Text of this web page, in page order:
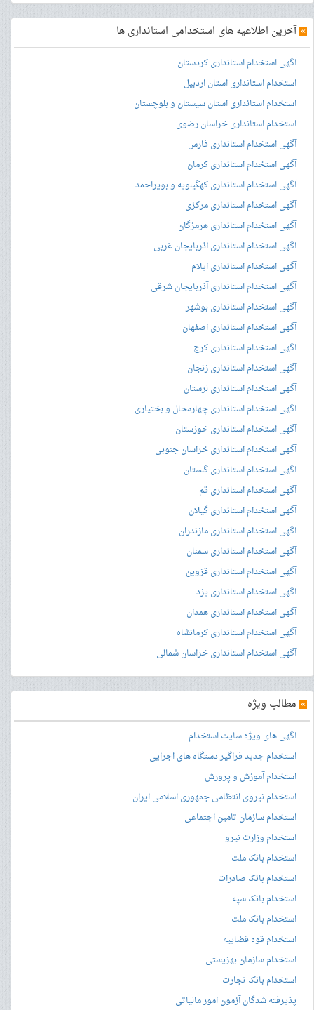
»آخرین اطلاعیه های استخدامی استانداری ها
آگهی استخدام استانداری کردستان
استخدام استانداری استان اردبیل
استخدام استانداری استان سیستان و بلوچستان
استخدام استانداری خراسان رضوی
آگهی استخدام استانداری فارس
آگهی استخدام استانداری کرمان
آگهی استخدام استانداری کهگیلویه و بویراحمد
آگهی استخدام استانداری مرکزی
آگهی استخدام استانداری هرمزگان
آگهی استخدام استانداری آذربایجان غربی
آگهی استخدام استانداری ایلام
آگهی استخدام استانداری آذربایجان شرقی
آگهی استخدام استانداری بوشهر
آگهی استخدام استانداری اصفهان
آگهی استخدام استانداری کرج
آگهی استخدام استانداری زنجان
آگهی استخدام استانداری لرستان
آگهی استخدام استانداری چهارمحال و بختیاری
آگهی استخدام استانداری خوزستان
آگهی استخدام استانداری خراسان جنوبی
آگهی استخدام استانداری گلستان
آگهی استخدام استانداری قم
آگهی استخدام استانداری گیلان
آگهی استخدام استانداری مازندران
آگهی استخدام استانداری سمنان
آگهی استخدام استانداری قزوین
آگهی استخدام استانداری یزد
آگهی استخدام استانداری همدان
آگهی استخدام استانداری کرمانشاه
آگهی استخدام استانداری خراسان شمالی
» مطالب ویژه
آگهی های ویژه سایت استخدام
استخدام جدید فراگیر دستگاه های اجرایی
استخدام آموزش و پرورش
استخدام نیروی انتظامی جمهوری اسلامی ایران
استخدام سازمان تامین اجتماعی
استخدام وزارت نیرو
استخدام بانک ملت
استخدام بانک صادرات
استخدام بانک سپه
استخدام بانک ملت
استخدام قوه قضاییه
استخدام سازمان بهزیستی
استخدام بانک تجارت
پذیرفته شدگان آزمون امور مالیاتی